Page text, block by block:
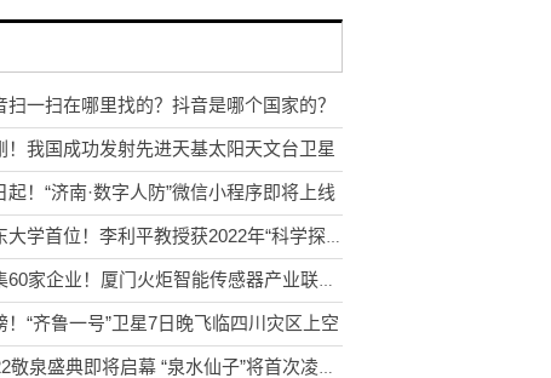
扫一扫在哪里找的？抖音是哪个国家的？
！我国成功发射先进天基太阳天文台卫星
起！“济南·数字人防”微信小程序即将上线
山东大学首位！李利平教授获2022年“科学探索奖”
汇集60家企业！厦门火炬智能传感器产业联盟揭牌
！“齐鲁一号”卫星7日晚飞临四川灾区上空
2022敬泉盛典即将启幕 “泉水仙子”将首次凌空取水